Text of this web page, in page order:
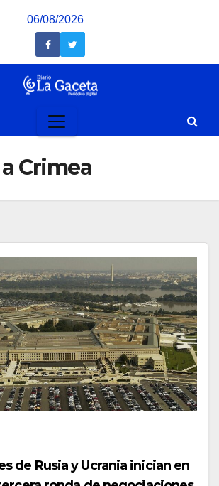
06/08/2026
Crimea
de Rusia y Ucrania inician en